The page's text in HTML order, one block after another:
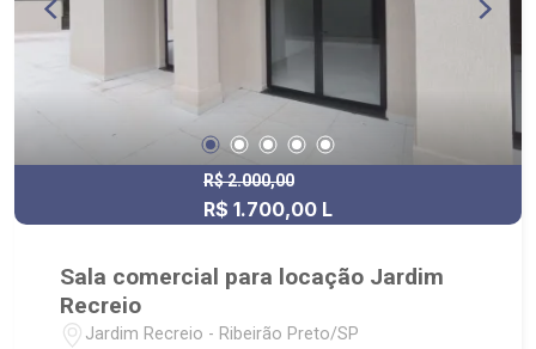
R$ 2.000,00
R$ 1.700,00 L
Sala comercial para locação Jardim
Recreio
Jardim Recreio - Ribeirão Preto/SP